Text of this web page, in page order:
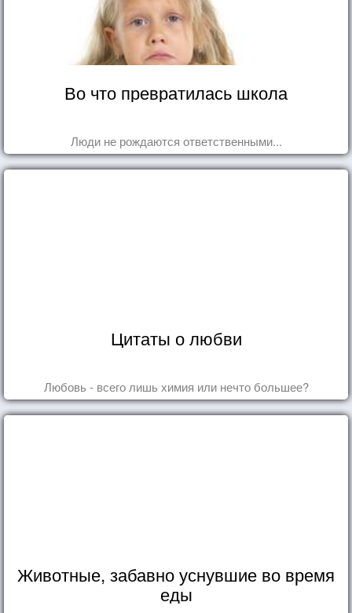
Во что превратилась школа
Люди не рождаются ответственными...
Цитаты о любви
Любовь - всего лишь химия или нечто большее?
Животные, забавно уснувшие во время
еды